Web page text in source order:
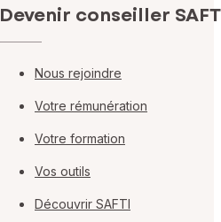
Devenir conseiller
Nous rejoindre
Votre rémunération
Votre formation
Vos outils
Découvrir SAFTI